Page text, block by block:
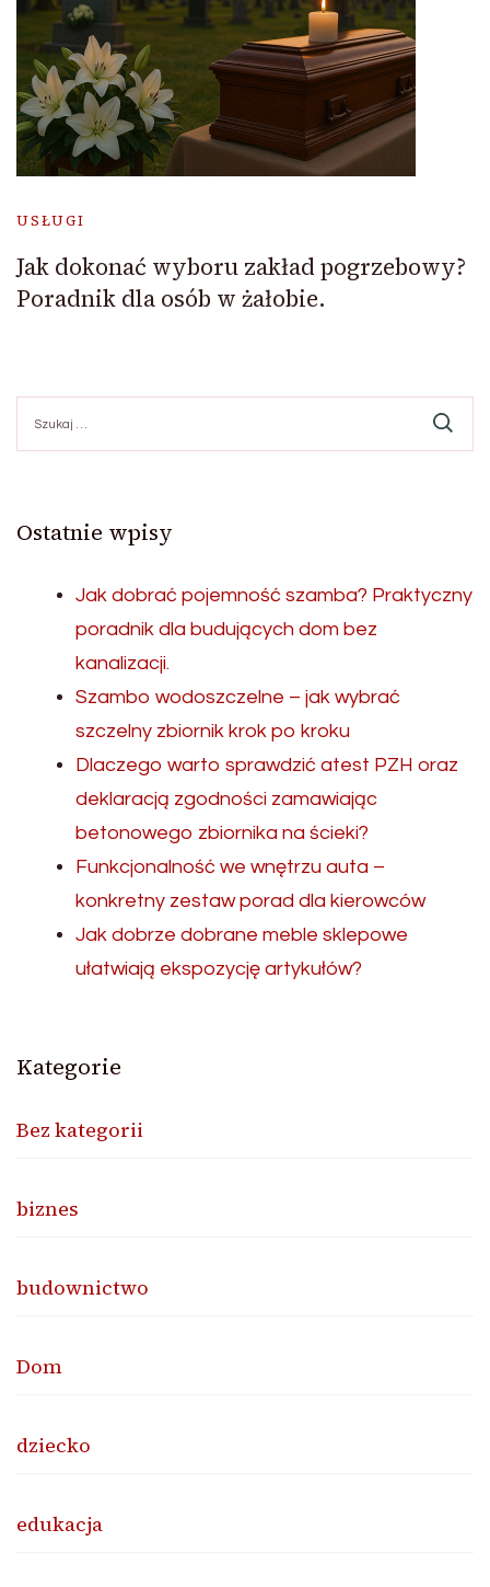
USŁUGI
Jak dokonać wyboru zakład pogrzebowy?
Poradnik dla osób w żałobie.
Ostatnie wpisy
Jak dobrać pojemność szamba? Praktyczny
poradnik dla budujących dom bez
kanalizacji.
Szambo wodoszczelne – jak wybrać
szczelny zbiornik krok po kroku
Dlaczego warto sprawdzić atest PZH oraz
deklaracją zgodności zamawiając
betonowego zbiornika na ścieki?
Funkcjonalność we wnętrzu auta –
konkretny zestaw porad dla kierowców
Jak dobrze dobrane meble sklepowe
ułatwiają ekspozycję artykułów?
Kategorie
Bez kategorii
biznes
budownictwo
Dom
dziecko
edukacja